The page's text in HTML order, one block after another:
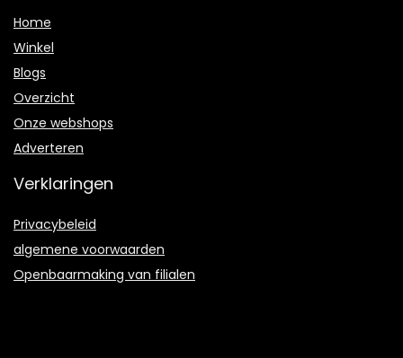
Home
Winkel
Blogs
Overzicht
Onze webshops
Adverteren
Verklaringen
Privacybeleid
algemene voorwaarden
Openbaarmaking van filialen